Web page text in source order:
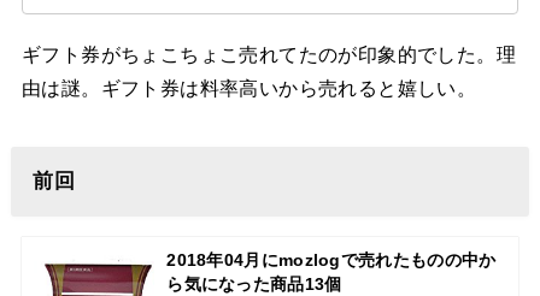
ギフト券がちょこちょこ売れてたのが印象的でした。理
由は謎。ギフト券は料率高いから売れると嬉しい。
前回
2018年04月にmozlogで売れたものの中か
ら気になった商品13個